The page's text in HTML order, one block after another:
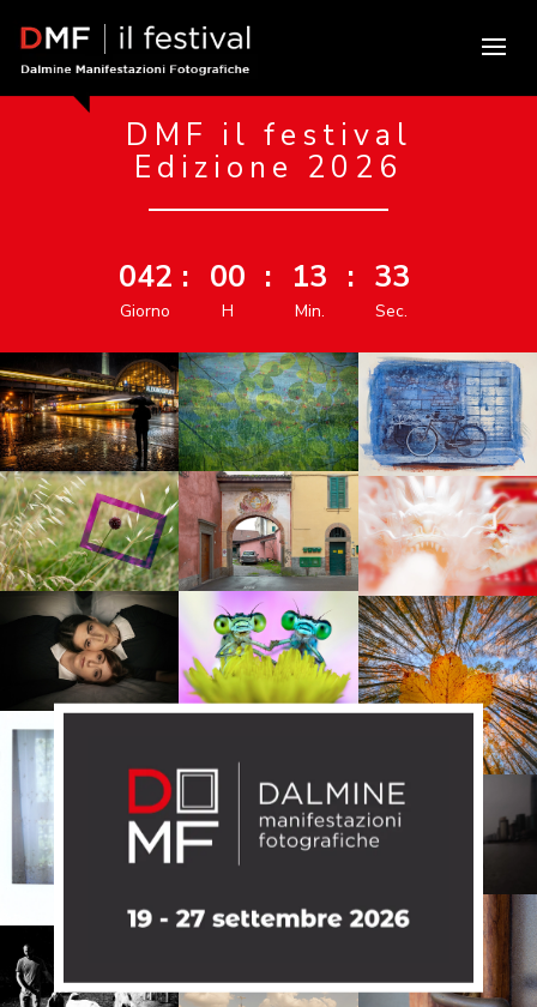
DMF il festival
Edizione 2026
042
Giorno
: 00
H
: 13
Min.
: 33
Sec.